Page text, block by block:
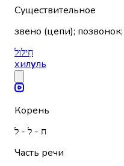
Существительное
звено (цепи); позвонок;
חִילּוּל
хилуль
Корень
ח - ל - ל
Часть речи